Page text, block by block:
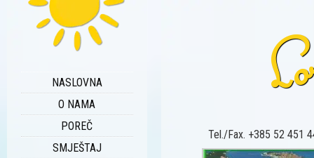
NASLOVNA
O NAMA
POREČ
SMJEŠTAJ
Tel./Fax. +385 52 451